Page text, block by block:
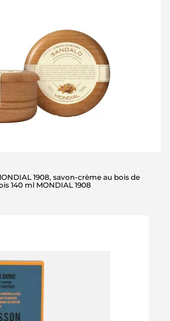
1908, savon-crème au bois de
140 ml MONDIAL 1908